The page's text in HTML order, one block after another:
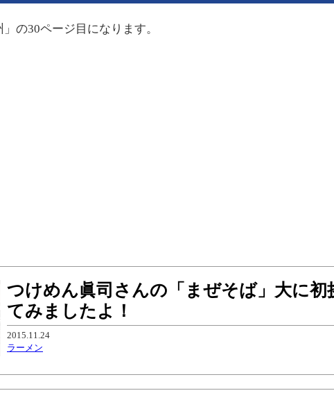
の30ページ目になります。
つけめん眞司さんの「まぜそば」大に初
てみましたよ！
2015.11.24
ラーメン